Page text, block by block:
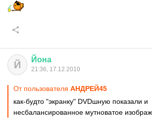
Й Йона
21:36, 17.12.2010
От пользователя АНДРЕЙ45
как-будто "экранку" DVDшную показали и
несбалансированное мутноватое